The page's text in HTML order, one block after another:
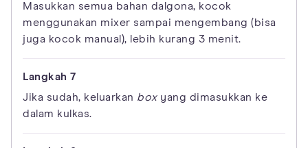
Masukkan semua bahan dalgona, kocok
menggunakan mixer sampai mengembang (bisa
juga kocok manual), lebih kurang 3 menit.
Jika sudah, keluarkan boxyang dimasukkan ke
dalam kulkas.